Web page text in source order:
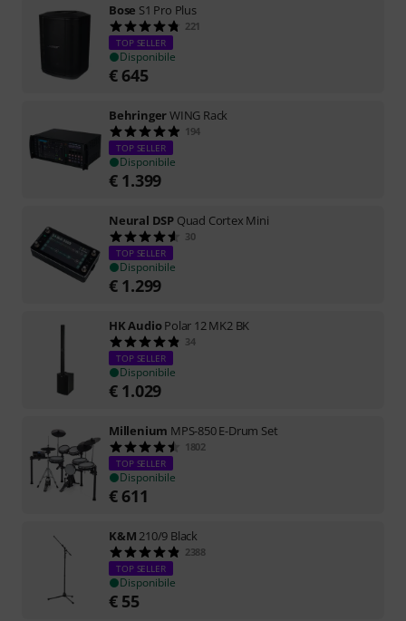
Bose S1 Pro Plus
221
TOP SELLER
Disponibile
€ 645
BehringerWING Rack
194
TOP SELLER
Disponibile
€ 1.399
Neural DSP Quad Cortex Mini
30
TOP SELLER
Disponibile
€ 1.299
HK AudioPolar 12 MK2 BK
34
TOP SELLER
Disponibile
€ 1.029
Millenium MPS-850 E-Drum Set
1802
TOP SELLER
Disponibile
€ 611
K&M 210/9 Black
2388
TOP SELLER
Disponibile
€ 55